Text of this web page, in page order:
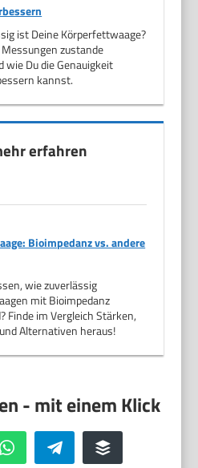
ist Deine Körperfettwaage?
zustande
wie Du die Genauigkeit
kannst.
erfahren
Bioimpedanz vs. andere
wie zuverlässig
mit Bioimpedanz
Finde im Vergleich Stärken,
Alternativen heraus!
WhatsApp Telegram Buffer